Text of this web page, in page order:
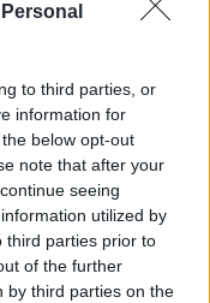
to third parties, or
information for
below opt-out
note that after your
seeing
utilized by
third parties prior to
of the further
by third parties on the
όσο ζω»: Η
εξομολόγηση
Ηλιάδη για τη
τον Ιησού
περιέγραψε μέσα από
που λέει πως
της νοσηλευόταν στο
Αρτας.